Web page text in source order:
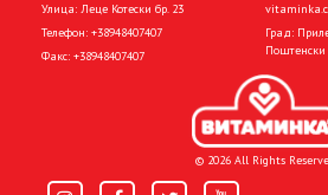
Улица: Леце Котески бр. 23
Телефон: +38948407407
Факс: +38948407407
Град:
Поштенски
© 2026 All Rights